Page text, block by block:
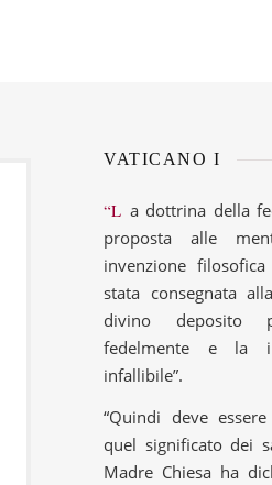
VATICANO I
“La dottrina della fede che Dio rivelò non è
proposta alle
invenzione
stata consegnata
divino deposito
fedelmente e la
infallibile”.
“Quindi deve
quel significato dei
Madre Chiesa ha